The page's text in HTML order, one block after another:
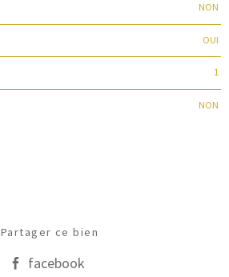
NON
OUI
1
NON
Partager ce bien
facebook